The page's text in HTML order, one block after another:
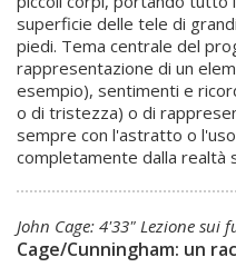
superficie delle tele di
piedi. Tema centrale del
rappresentazione di un
esempio), sentimenti e
o di tristezza) o di
sempre con l'astratto o
completamente dalla realtà
John Cage: 4'33" Lezione sui
Cage/Cunningham: un